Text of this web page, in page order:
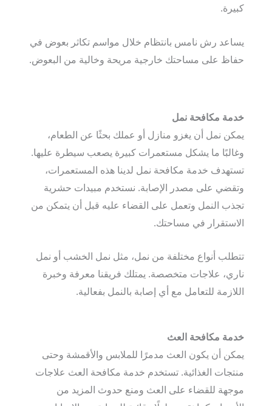
كبيرة.
يساعد رش نامس بانتظام خلال مواسم تكاثر بعوض في
حفاظ على مساحتك خارجية مريحة وخالية من البعوض.
خدمة مكافحة نمل
يمكن نمل أن يغزو منازل أو عملك بحثًا عن الطعام،
وغالبًا ما يشكل مستعمرات كبيرة يصعب سيطرة عليها.
تستهدف خدمة مكافحة نمل لدينا هذه المستعمرات،
وتقضي على مصدر الإصابة. نستخدم مبيدات حشرية
تجذب النمل وتعمل على القضاء عليه قبل أن يتمكن من
الاستقرار في مساحتك.
تتطلب أنواع مختلفة من نمل، مثل نمل الخشب أو نمل
ناري، علاجات متخصصة. يمتلك فريقنا معرفة وخبرة
اللازمة للتعامل مع أي إصابة بالنمل بفعالية.
خدمة مكافحة العث
يمكن أن يكون العث مدمرًا للملابس والأقمشة وحتى
منتجات الغذائية. تستخدم خدمة مكافحة العث علاجات
موجهة للقضاء على العث ومنع حدوث المزيد من